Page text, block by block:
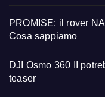
PROMISE: il rover
Cosa sappiamo
DJI Osmo 360 II
teaser